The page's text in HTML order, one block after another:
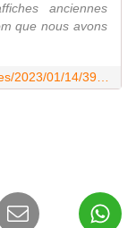
anciennes
que nous avons